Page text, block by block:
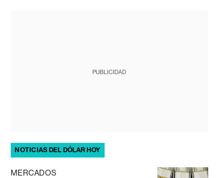
PUBLICIDAD
NOTICIAS DEL DÓLAR HOY
MERCADOS